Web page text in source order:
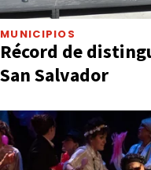
MUNICIPIOS
Récord de
San Salvador